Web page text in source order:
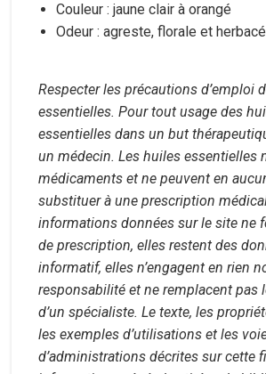
Couleur : jaune clair à orangé
Odeur : agreste, florale et
Respecter les précautions d’emploi
essentielles. Pour tout usage des
essentielles dans un but
un médecin. Les huiles essentielles
médicaments et ne peuvent en
substituer à une prescription
informations données sur le site ne
de prescription, elles restent des
informatif, elles n’engagent en rien
responsabilité et ne remplacent pas
d’un spécialiste. Le texte, les
les exemples d’utilisations et les
d’administrations décrites sur cette